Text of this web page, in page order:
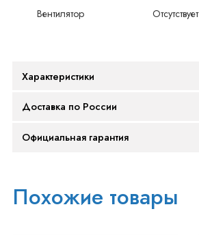
Вентилятор Отсутствует
Характеристики
Доставка по России
Официальная гарантия
Похожие товары